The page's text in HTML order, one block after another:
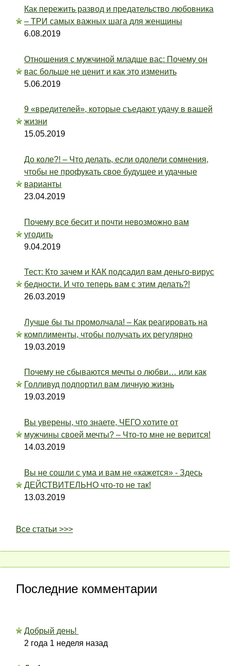
Как пережить развод и предательство любовника
– ТРИ самых важных шага для женщины
6.08.2019
Отношения с мужчиной младше вас: Почему он
вас больше не ценит и как это изменить
5.06.2019
9 «вредителей», которые съедают удачу в вашей
жизни
15.05.2019
До коле?! – Что делать, если одолели сомнения,
чтобы не профукать свое будущее и удачные
варианты
23.04.2019
Почему все бесит и почти невозможно вам
угодить
9.04.2019
Тест: Кто зачем и КАК подсадил вам деньго-вирус
бедности. И что теперь вам с этим делать?!
26.03.2019
Лучше бы ты промолчала! – Как реагировать на
комплименты, чтобы получать их регулярно
19.03.2019
Почему не сбываются мечты о любви… или как
Голливуд подпортил вам личную жизнь
19.03.2019
Вы уверены, что знаете, ЧЕГО хотите от
мужчины своей мечты? – Что-то мне не верится!
14.03.2019
Вы не сошли с ума и вам не «кажется» - Здесь
ДЕЙСТВИТЕЛЬНО что-то не так!
13.03.2019
Все статьи >>>
Последние комментарии
Добрый день!
2 года 1 неделя назад